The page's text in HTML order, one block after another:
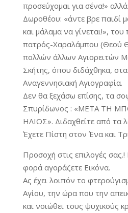
προσεύχομαι για σένα!»
Δωροθέου: «άντε βρε παιδί
και μάλαμα να γίνεται!»,
πατρός-Χαραλάμπου (Θεού
πολλών άλλων Αγιορειτών
Σκήτης, όπου διδάχθηκα,
Αναγεννησιακή Αγιογραφία.
Δεν θα ξεχάσω επίσης, τα
Σπυρίδωνος : «ΜΕΤΑ ΤΗ
ΗΛΙΟΣ». Διδαχθείτε από τα
Έχετε Πίστη στον Ένα και
Προσοχή στις επιλογές σας.!
φορά αγοράζετε Εικόνα.
Ας έχει λοιπόν το
Αγίου, την ώρα που την
και νοιώθει τους ψυχικούς